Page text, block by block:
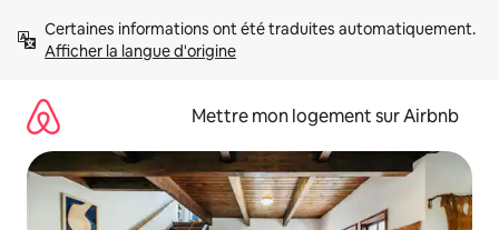
directement
Afficher la langue d'origine
Mettre mon logement sur Airbnb